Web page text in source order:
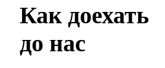
Как доехать
до нас